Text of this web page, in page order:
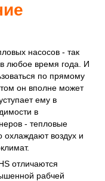
насосов - так
любое время года. И
по прямому
он вполне может
ему в
в
- тепловые
охлаждают воздух и
отличаются
рабчей